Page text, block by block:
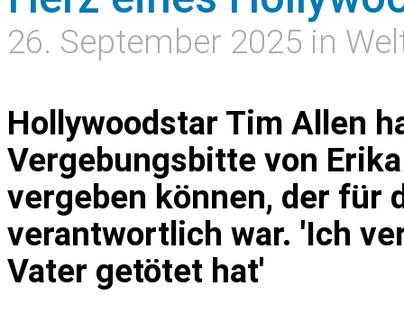
26. September 2025 in
Hollywoodstar Tim Allen
Vergebungsbitte von
vergeben können, der für
verantwortlich war. 'Ich
Vater getötet hat'